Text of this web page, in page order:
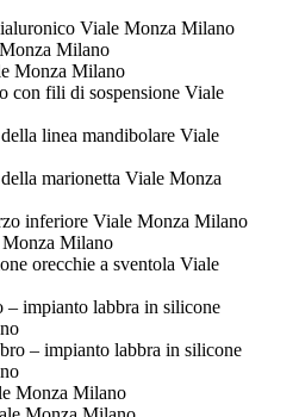
Viale Monza Milano
Milano
Monza Milano
con fili di sospensione Viale
linea mandibolare Viale
marionetta Viale Monza
inferiore Viale Monza Milano
Milano
orecchie a sventola Viale
– impianto labbra in silicone
– impianto labbra in silicone
Monza Milano